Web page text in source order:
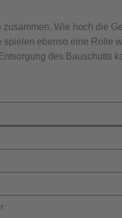
Wie hoch die
spielen ebenso eine Rolle
des Bauschutts